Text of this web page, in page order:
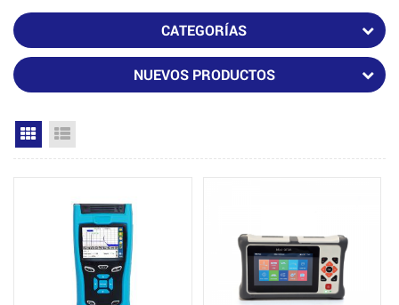
CATEGORÍAS
NUEVOS PRODUCTOS
Grid View